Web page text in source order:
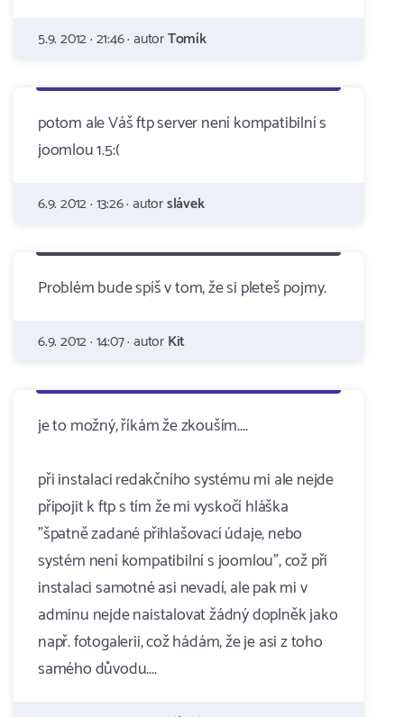
5.9. 2012 · 21:46 · autorTomík
potom ale Váš ftp server není kompatibilní s
joomlou 1.5:(
6.9. 2012 · 13:26 · autorslávek
Problém bude spíš v tom, že si pleteš pojmy.
6.9. 2012 · 14:07 · autorKit
je to možný, říkám že zkouším....
při instalaci redakčního systému mi ale nejde
připojit k ftp s tím že mi vyskočí hláška
"špatně zadané přihlašovací údaje, nebo
systém není kompatibilní s joomlou", což při
instalaci samotné asi nevadí, ale pak mi v
adminu nejde naistalovat žádný doplněk jako
např. fotogalerii, což hádám, že je asi z toho
samého důvodu....